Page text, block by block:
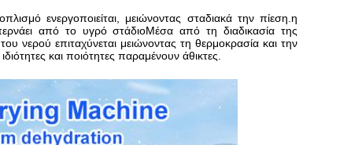
ενεργοποιείται, μειώνοντας σταδιακά την πίεση.η
από το υγρό στάδιοΜέσα από τη διαδικασία της
νερού επιταχύνεται μειώνοντας τη θερμοκρασία και την
και ποιότητες παραμένουν άθικτες.